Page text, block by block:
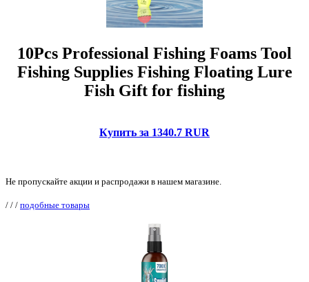
10Pcs Professional Fishing Foams Tool
Fishing Supplies Fishing Floating Lure
Fish Gift for fishing
Купить за 1340.7 RUR
Не пропускайте акции и распродажи в нашем магазине.
/ / / подобные товары